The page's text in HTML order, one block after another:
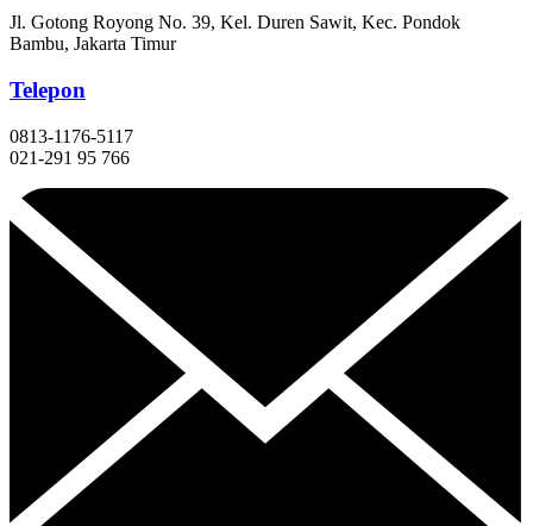
Jl. Gotong Royong No. 39, Kel. Duren Sawit, Kec. Pondok
Bambu, Jakarta Timur
Telepon
0813-1176-5117
021-291 95 766